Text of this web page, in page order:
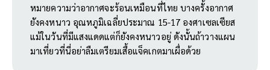
หมายความว่าอากาศจะร้อนเหมือนที่ไทย บางครั้งอากาศ
ยังคงหนาว อุณหภูมิเฉลี่ยประมาณ 15-17 องศาเซลเซียส
แม้ในวันที่มีแสงแดดแต่ก็ยังคงหนาวอยู่ ดังนั้นถ้าวางแผน
มาเที่ยวที่นี่อย่าลืมเตรียมเสื้อแจ็คเกตมาเผื่อด้วย